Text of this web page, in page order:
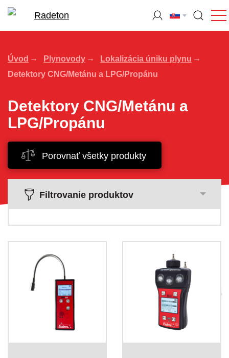
Úvod Plynovody
Lokalizácia úniku plynu
Detektory CNG/Metánu a LPG/Propánu
Detektory CNG/Metánu a
LPG/Propánu
Porovnať všetky produkty
Filtrovanie produktov